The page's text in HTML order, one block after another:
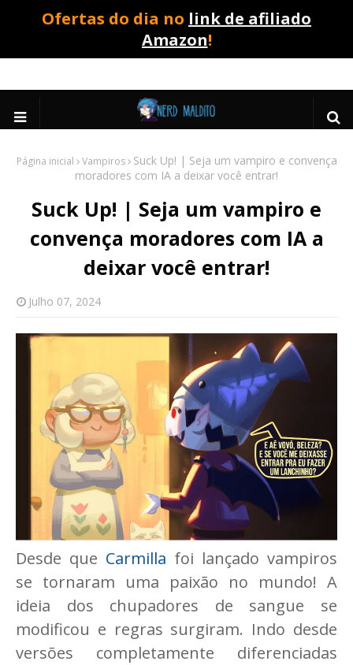
Ofertas do dia no link de afiliado
Amazon!
Página inicial Vampiros
Suck Up! | Seja um vampiro e convença
moradores com IA a deixar você entrar!
Suck Up! | Seja um vampiro e
convença moradores com IA a
deixar você entrar!
Julho 07, 2024
Desde que Carmilla foi lançado vampiros
se tornaram uma paixão no mundo! A
ideia dos chupadores de sangue se
modificou e regras surgiram. Indo desde
versões completamente diferenciadas